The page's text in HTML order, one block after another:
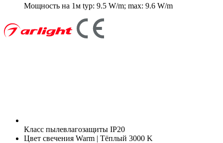
Мощность на 1м typ: 9.5 W/m; max: 9.6 W/m
Класс пылевлагозащиты IP20
Цвет свечения Warm | Тёплый 3000 K